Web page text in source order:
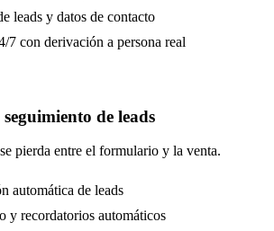
leads y datos de contacto
7 con derivación a persona real
de leads
pierda entre el formulario y la venta.
automática de leads
y recordatorios automáticos